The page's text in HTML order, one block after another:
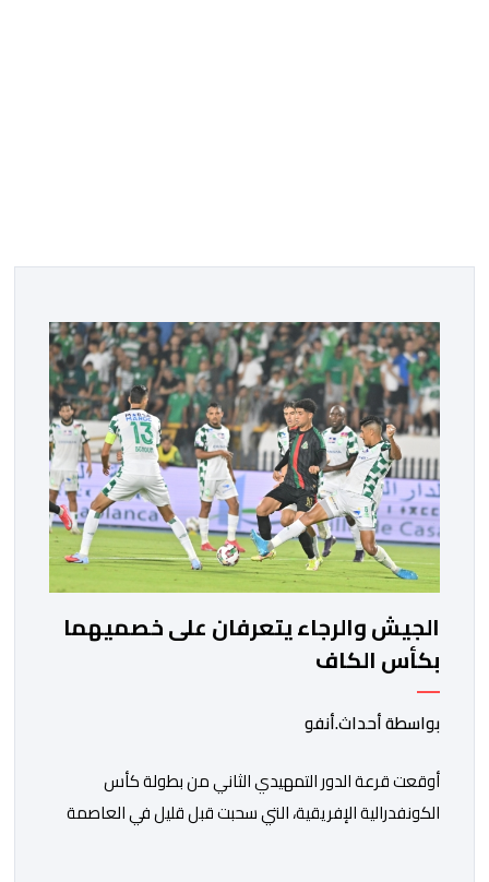
الجيش والرجاء يتعرفان على خصميهما
بكأس الكاف
بواسطة أحداث.أنفو
أوقعت قرعة الدور التمهيدي الثاني من بطولة كأس
الكونفدرالية الإفريقية، التي سحبت قبل قليل في العاصمة